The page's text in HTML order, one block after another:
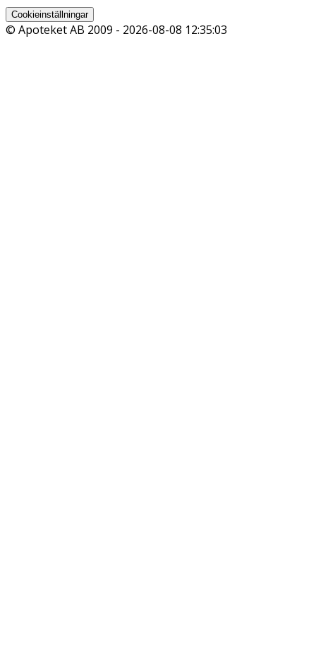
Cookieinställningar
© Apoteket AB 2009 - 2026-08-08 12:35:03